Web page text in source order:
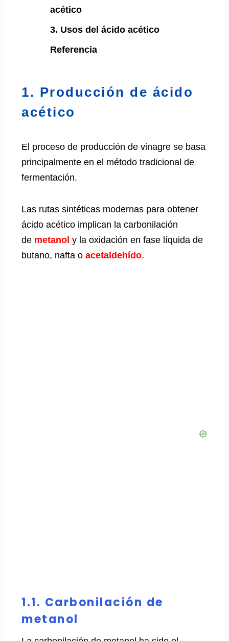
acético
3. Usos del ácido acético
Referencia
1. Producción de ácido
acético
El proceso de producción de vinagre se basa
principalmente en el método tradicional de
fermentación.
Las rutas sintéticas modernas para obtener
ácido acético implican la carbonilación
de metanol y la oxidación en fase líquida de
butano, nafta o acetaldehído.
1.1. Carbonilación de
metanol